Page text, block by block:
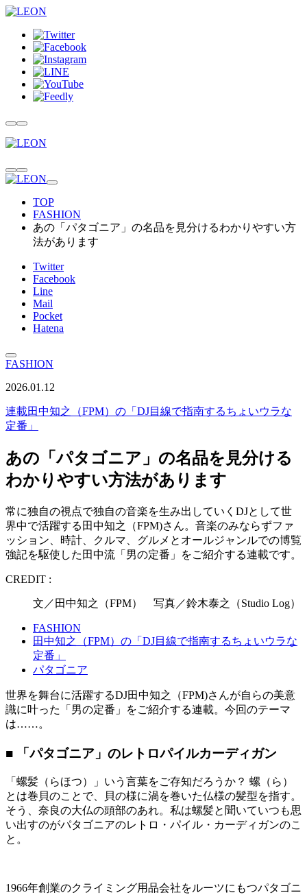
TOP
FASHION
あの「パタゴニア」の名品を見分けるわかりやすい方
法があります
Twitter
Facebook
Line
Mail
Pocket
Hatena
FASHION
2026.01.12
連載田中知之（FPM）の「DJ目線で指南するちょいウラな
定番」
あの「パタゴニア」の名品を見分ける
わかりやすい方法があります
常に独自の視点で独自の音楽を生み出していくDJとして世
界中で活躍する田中知之（FPM)さん。音楽のみならずファ
ッション、時計、クルマ、グルメとオールジャンルでの博覧
強記を駆使した田中流「男の定番」をご紹介する連載です。
CREDIT :
文／田中知之（FPM） 写真／鈴木泰之（Studio Log）
FASHION
田中知之（FPM）の「DJ目線で指南するちょいウラな
定番」
パタゴニア
世界を舞台に活躍するDJ田中知之（FPM)さんが自らの美意
識に叶った「男の定番」をご紹介する連載。今回のテーマ
は……。
■ 「パタゴニア」のレトロパイルカーディガン
「螺髪（らほつ）」いう言葉をご存知だろうか？ 螺（ら）
とは巻貝のことで、貝の様に渦を巻いた仏様の髪型を指す。
そう、奈良の大仏の頭部のあれ。私は螺髪と聞いていつも思
い出すのがパタゴニアのレトロ・パイル・カーディガンのこ
と。
1966年創業のクライミング用品会社をルーツにもつパタゴニ